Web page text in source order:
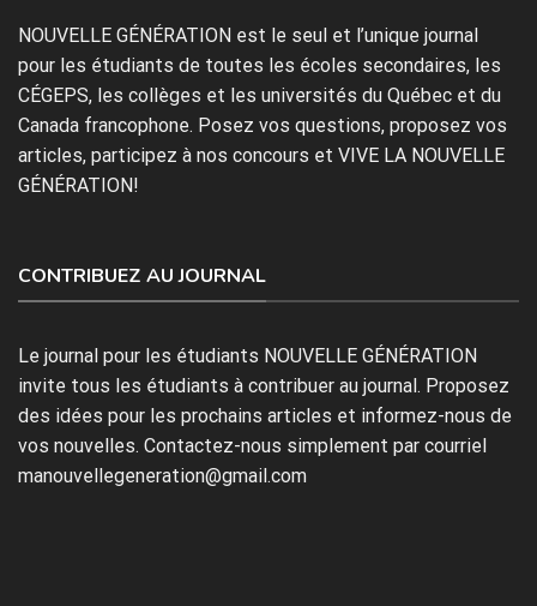
NOUVELLE GÉNÉRATION est le seul et l’unique journal
pour les étudiants de toutes les écoles secondaires, les
CÉGEPS, les collèges et les universités du Québec et du
Canada francophone. Posez vos questions, proposez vos
articles, participez à nos concours et VIVE LA NOUVELLE
GÉNÉRATION!
CONTRIBUEZ AU JOURNAL
Le journal pour les étudiants NOUVELLE GÉNÉRATION
invite tous les étudiants à contribuer au journal. Proposez
des idées pour les prochains articles et informez-nous de
vos nouvelles. Contactez-nous simplement par courriel
manouvellegeneration@gmail.com